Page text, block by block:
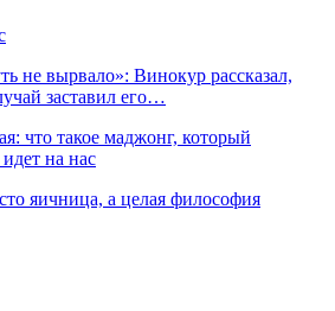
не вырвало»: Винокур рассказал,
заставил его…
что такое маджонг, который
на нас
яичница, а целая философия